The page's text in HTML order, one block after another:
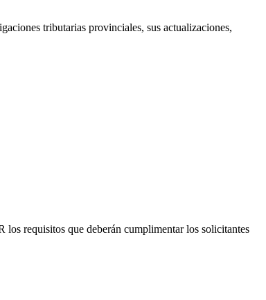
tributarias provinciales, sus actualizaciones,
requisitos que deberán cumplimentar los solicitantes